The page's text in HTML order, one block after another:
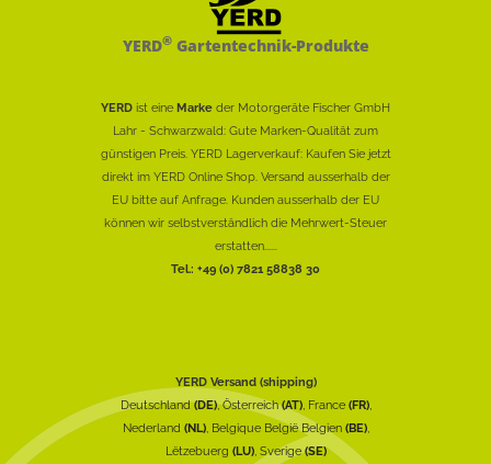
YERD®Gartentechnik-Produkte
YERD ist eine Marke der Motorgeräte Fischer GmbH
Lahr - Schwarzwald: Gute Marken-Qualität zum
günstigen Preis. YERD Lagerverkauf: Kaufen Sie jetzt
direkt im YERD Online Shop. Versand ausserhalb der
EU bitte auf Anfrage. Kunden ausserhalb der EU
können wir selbstverständlich die Mehrwert-Steuer
erstatten......
Tel.: +49 (0) 7821 58838 30
YERD Versand (shipping)
Deutschland(DE), Österreich(AT), France (FR),
Nederland (NL), Belgique België Belgien (BE),
Lëtzebuerg (LU), Sverige(SE)